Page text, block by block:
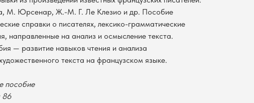
М. Юрсенар, Ж.-М. Г. Ле Клезио и др. Пособие
справки о писателях, лексико-грамматические
направленные на анализ и осмысление текста.
— развитие навыков чтения и анализа
текста на французском языке.
пособие
86